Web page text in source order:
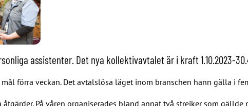
assistenter. Det nya kollektivavtalet är i kraft 1.10.2023-
förra veckan. Det avtalslösa läget inom branschen hann gälla i
På våren organiserades bland annat två strejker som gällde